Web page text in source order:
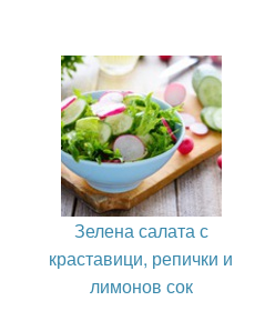
Зелена салата с
краставици, репички и
лимонов сок